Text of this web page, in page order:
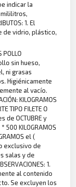
indicar la
1. El
de vidrio, plástico,
sin hueso,
ni grasas
Higiénicamente
al vacío.
KILOGRAMOS
TIPO FILETE O
de OCTUBRE y
500 KILOGRAMOS
el (
exclusivo de
salas y de
1.
al contenido
Se excluyen los